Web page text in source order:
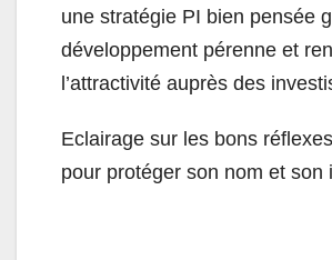
une stratégie PI bien pensée
développement pérenne et
l’attractivité auprès des
Eclairage sur les bons
pour protéger son nom et son